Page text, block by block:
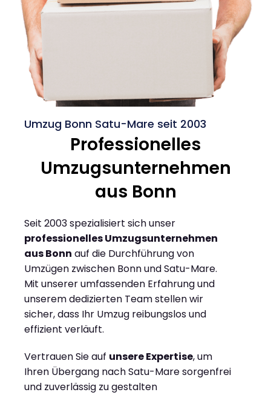
Umzug Bonn Satu-Mare seit 2003
Professionelles
Umzugsunternehmen
aus Bonn
Seit 2003 spezialisiert sich unser
professionelles Umzugsunternehmen
aus Bonn auf die Durchführung von
Umzügen zwischen Bonn und Satu-Mare.
Mit unserer umfassenden Erfahrung und
unserem dedizierten Team stellen wir
sicher, dass Ihr Umzug reibungslos und
effizient verläuft.
Vertrauen Sie auf unsere Expertise, um
Ihren Übergang nach Satu-Mare sorgenfrei
und zuverlässig zu gestalten